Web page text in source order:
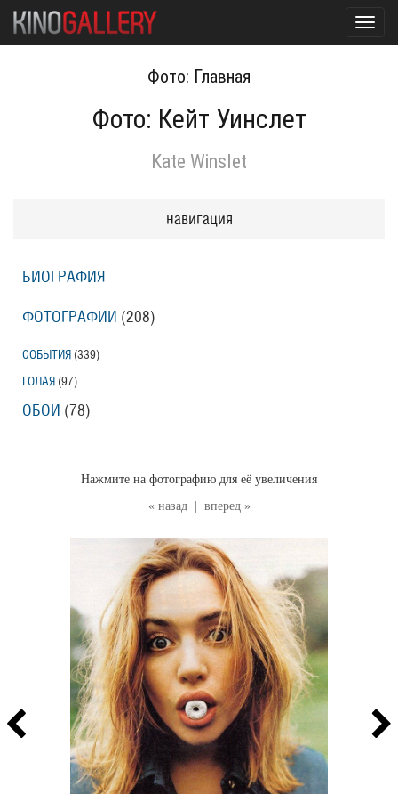
Фото: Главная
Фото: Кейт Уинслет
Kate Winslet
« назад вперед »
Нажмите на фотографию для её увеличения
навигация
БИОГРАФИЯ
ФОТОГРАФИИ (208)
СОБЫТИЯ (339)
ГОЛАЯ (97)
ОБОИ (78)